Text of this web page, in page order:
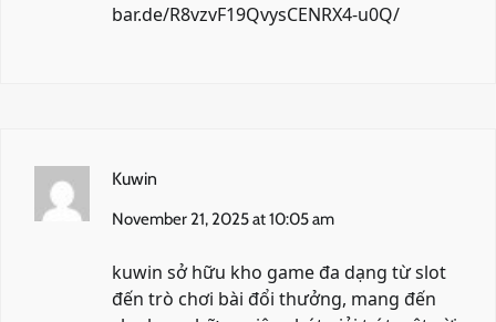
bar.de/R8vzvF19QvysCENRX4-u0Q/
Kuwin
November 21, 2025 at 10:05 am
kuwin sở hữu kho game đa dạng từ slot
đến trò chơi bài đổi thưởng, mang đến